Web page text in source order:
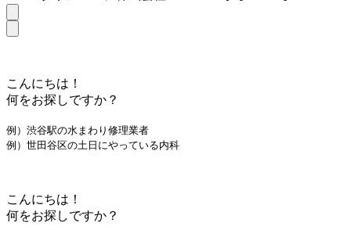
こんにちは！
何をお探しですか？
例）渋谷駅の水まわり修理業者
例）世田谷区の土日にやっている内科
こんにちは！
何をお探しですか？